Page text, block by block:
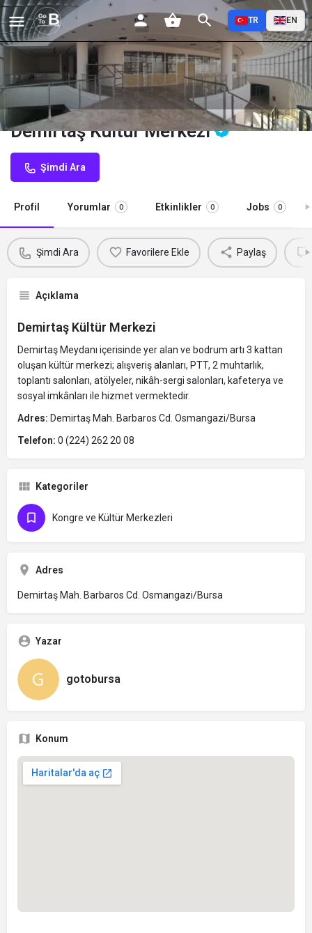
TR EN
Demirtaş Kültür Merkezi
Şimdi Ara
Profil Yorumlar 0 Etkinlikler 0 Jobs 0
Şimdi Ara Favorilere Ekle Paylaş
Açıklama
Demirtaş Kültür Merkezi
Demirtaş Meydanı içerisinde yer alan ve bodrum artı 3 kattan
oluşan kültür merkezi; alışveriş alanları, PTT, 2 muhtarlık,
toplantı salonları, atölyeler, nikâh-sergi salonları, kafeterya ve
sosyal imkânları ile hizmet vermektedir.
Adres: Demirtaş Mah. Barbaros Cd. Osmangazi/Bursa
Telefon: 0 (224) 262 20 08
Kategoriler
Kongre ve Kültür Merkezleri
Adres
Demirtaş Mah. Barbaros Cd. Osmangazi/Bursa
Yazar
gotobursa
Konum